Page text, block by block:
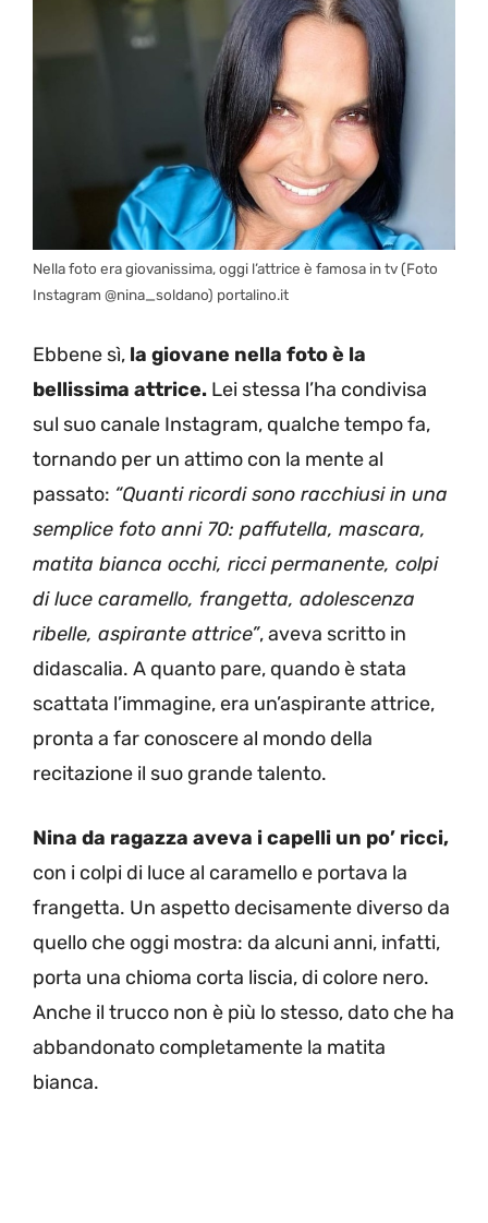
Nella foto era giovanissima, oggi l’attrice è famosa in tv (Foto
Instagram @nina_soldano) portalino.it
Ebbene sì, la giovane nella foto è la
bellissima attrice. Lei stessa l’ha condivisa
sul suo canale Instagram, qualche tempo fa,
tornando per un attimo con la mente al
passato: “Quanti ricordi sono racchiusi in una
semplice foto anni 70: paffutella, mascara,
matita bianca occhi, ricci permanente, colpi
di luce caramello, frangetta, adolescenza
ribelle, aspirante attrice”, aveva scritto in
didascalia. A quanto pare, quando è stata
scattata l’immagine, era un’aspirante attrice,
pronta a far conoscere al mondo della
recitazione il suo grande talento.
Nina da ragazza aveva i capelli un po’ ricci,
con i colpi di luce al caramello e portava la
frangetta. Un aspetto decisamente diverso da
quello che oggi mostra: da alcuni anni, infatti,
porta una chioma corta liscia, di colore nero.
Anche il trucco non è più lo stesso, dato che ha
abbandonato completamente la matita
bianca.